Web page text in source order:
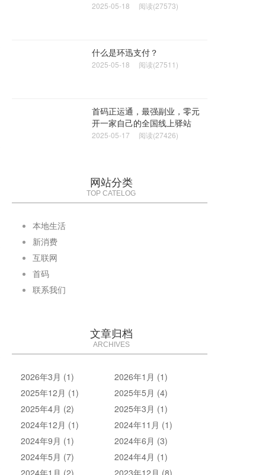
2025-05-18 阅读(27573)
什么是环迅支付？
2025-05-18 阅读(27511)
首码正运通，最强副业，零元
开一家自己的全国线上驿站
2025-05-17 阅读(27426)
网站分类
TOP CATELOG
本地生活
新消费
互联网
首码
联系我们
文章归档
ARCHIVES
2026年3月 (1)
2026年1月 (1)
2025年12月 (1)
2025年5月 (4)
2025年4月 (2)
2025年3月 (1)
2024年12月 (1)
2024年11月 (1)
2024年9月 (1)
2024年6月 (3)
2024年5月 (7)
2024年4月 (1)
2024年1月 (2)
2023年12月 (8)